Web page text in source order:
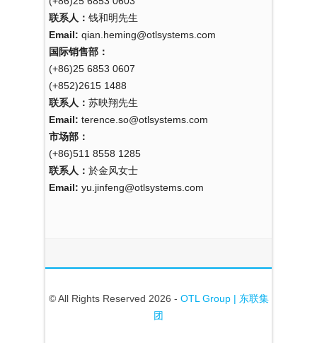
联系人： 钱和明先生
Email: qian.heming@otlsystems.com
国际销售部：
(+86)25 6853 0607
(+852)2615 1488
联系人： 苏映翔先生
Email: terence.so@otlsystems.com
市场部：
(+86)511 8558 1285
联系人： 於金风女士
Email: yu.jinfeng@otlsystems.com
© All Rights Reserved 2026 - OTL Group | 东联集
团